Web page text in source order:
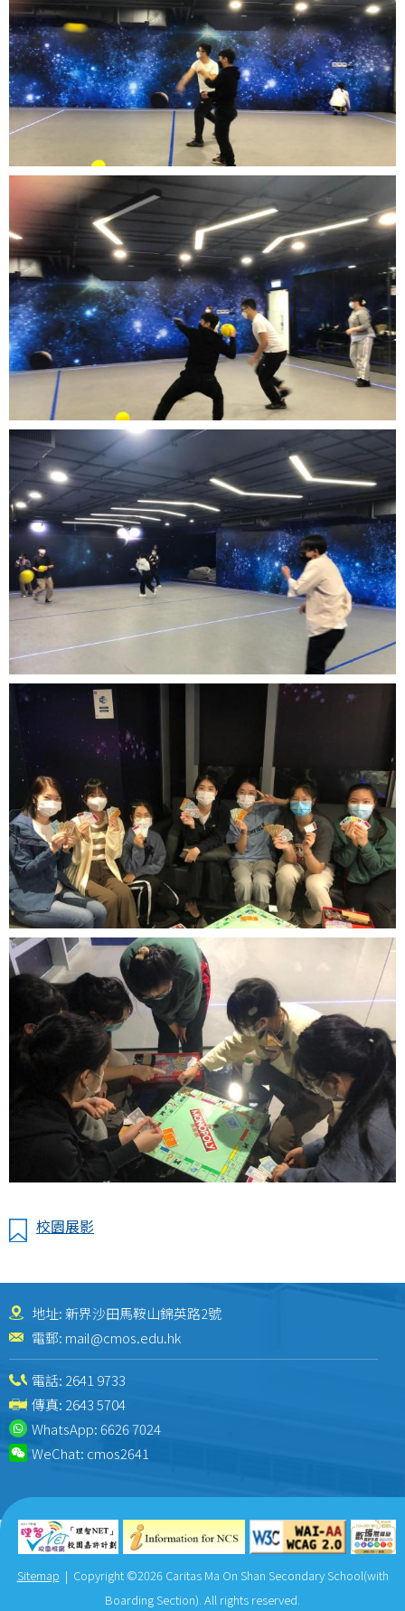
校園展影
地址: 新界沙田馬鞍山錦英路2號
電郵: mail@cmos.edu.hk
電話: 2641 9733
傳真: 2643 5704
WhatsApp:6626 7024
WeChat: cmos2641
Sitemap | Copyright ©2026 Caritas Ma On Shan Secondary School(with
Boarding Section). All rights reserved.